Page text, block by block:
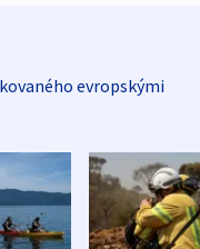
evropskými